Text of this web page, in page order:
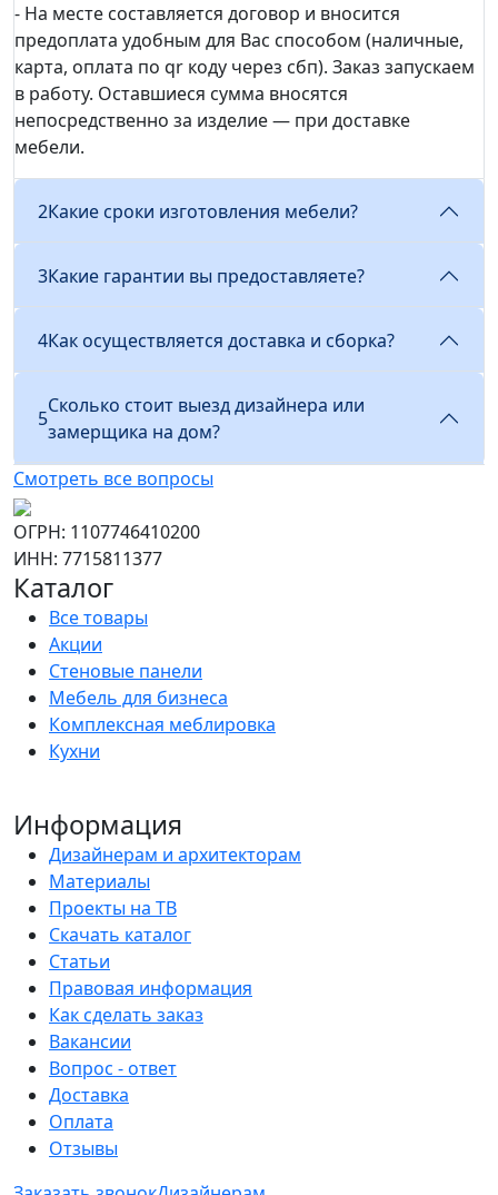
- На месте составляется договор и вносится
предоплата удобным для Вас способом (наличные,
карта, оплата по qr коду через сбп). Заказ запускаем
в работу. Оставшиеся сумма вносятся
непосредственно за изделие — при доставке
мебели.
2Какие сроки изготовления мебели?
3Какие гарантии вы предоставляете?
4Как осуществляется доставка и сборка?
5
Сколько стоит выезд дизайнера или
замерщика на дом?
Смотреть все вопросы
ОГРН: 1107746410200
ИНН: 7715811377
Каталог
Все товары
Акции
Стеновые панели
Мебель для бизнеса
Комплексная меблировка
Кухни
Информация
Дизайнерам и архитекторам
Материалы
Проекты на ТВ
Скачать каталог
Статьи
Правовая информация
Как сделать заказ
Вакансии
Вопрос - ответ
Доставка
Оплата
Отзывы